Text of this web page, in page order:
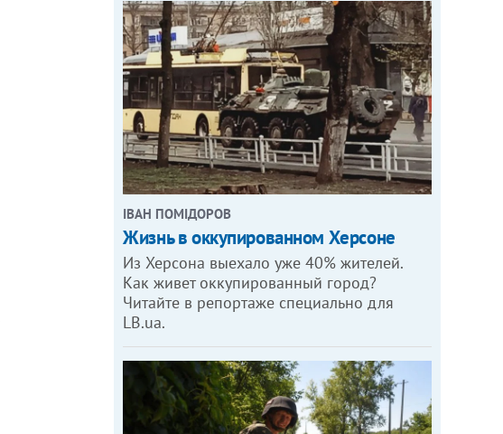
ІВАН ПОМІДОРОВ
Жизнь в оккупированном Херсоне
Из Херсона выехало уже 40% жителей.
Как живет оккупированный город?
Читайте в репортаже специально для
LB.ua.